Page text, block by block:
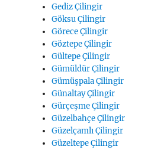
Gediz Çilingir
Göksu Çilingir
Görece Çilingir
Göztepe Çilingir
Gültepe Çilingir
Gümüldür Çilingir
Gümüşpala Çilingir
Günaltay Çilingir
Gürçeşme Çilingir
Güzelbahçe Çilingir
Güzelçamlı Çilingir
Güzeltepe Çilingir